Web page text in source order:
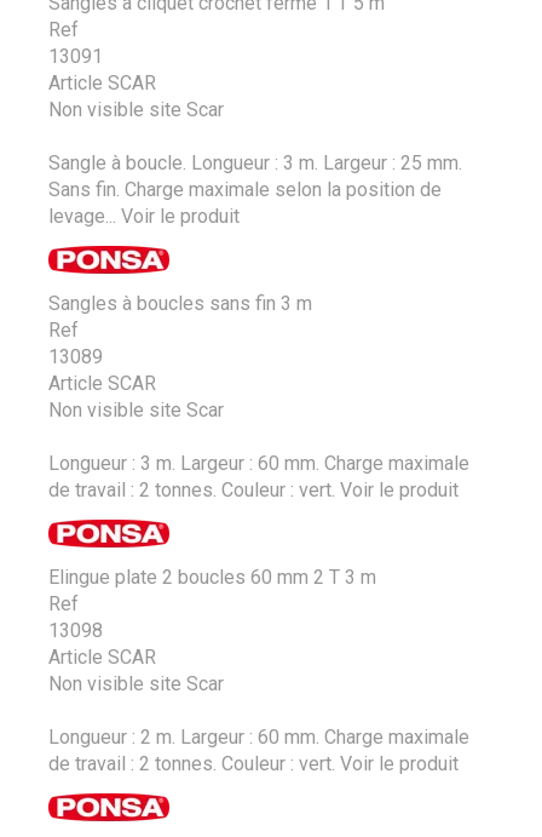
Ref
13091
Article SCAR
Non visible site Scar
Sangle à boucle. Longueur : 3 m. Largeur : 25 mm.
Sans fin. Charge maximale selon la position de
levage...
Voir le produit
Sangles à boucles sans fin 3 m
Ref
13089
Article SCAR
Non visible site Scar
Longueur : 3 m. Largeur : 60 mm. Charge maximale
de travail : 2 tonnes. Couleur : vert. Voir le produit
Elingue plate 2 boucles 60 mm 2 T 3 m
Ref
13098
Article SCAR
Non visible site Scar
Longueur : 2 m. Largeur : 60 mm. Charge maximale
de travail : 2 tonnes. Couleur : vert. Voir le produit